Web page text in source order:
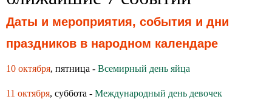
Даты и мероприятия, события и дни
праздников в народном календаре
10 октября, пятница - Всемирный день яйца
11 октября, суббота - Международный день девочек